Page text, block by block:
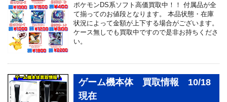
ポケモンDS系ソフト高価買取中！！ 付属品が全
て揃ってのお値段となります。 本品状態・在庫
状況によって金額が上下する場合がございます。
ケース無しでも買取中ですので是非お持ちくださ
い。
ゲーム機本体 買取情報 10/18
現在